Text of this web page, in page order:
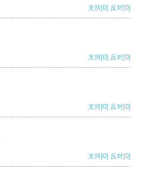
支持[0] 反对[0]
支持[0] 反对[0]
支持[0] 反对[0]
支持[0] 反对[0]